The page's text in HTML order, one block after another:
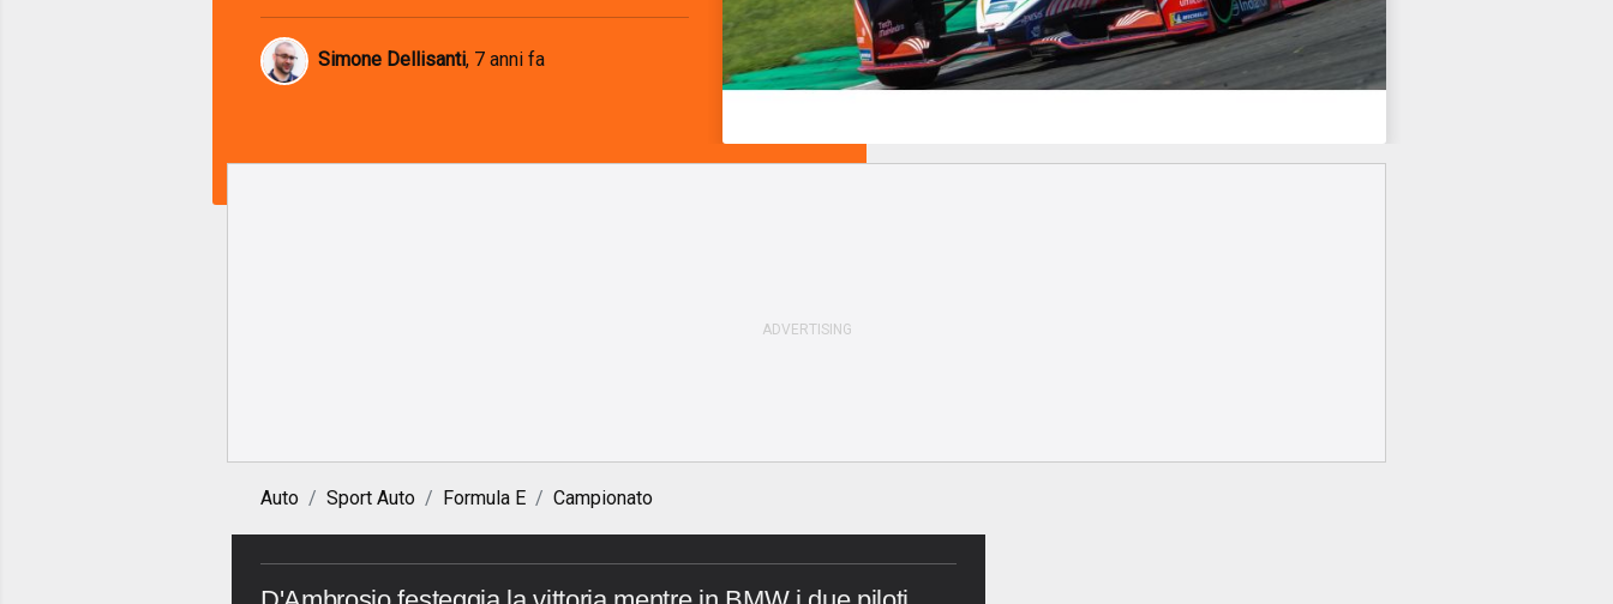
Simone Dellisanti, 7 anni fa
Auto Sport Auto Formula E Campionato